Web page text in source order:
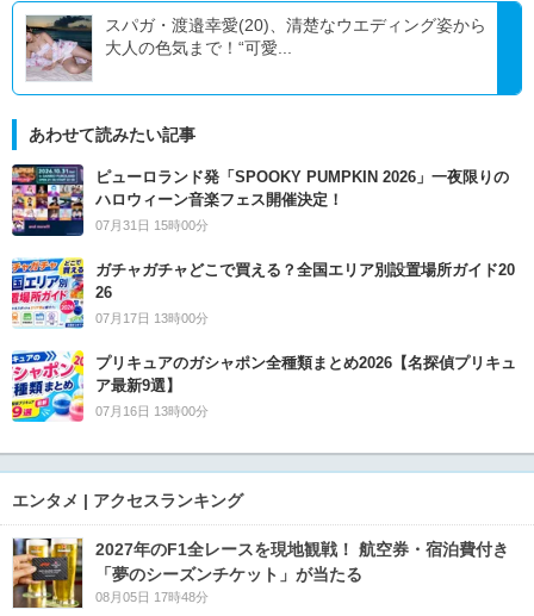
スパガ・渡邉幸愛(20)、清楚なウエディング姿から
大人の色気まで！“可愛...
あわせて読みたい記事
ピューロランド発「SPOOKY PUMPKIN 2026」一夜限りの
ハロウィーン音楽フェス開催決定！
07月31日 15時00分
ガチャガチャどこで買える？全国エリア別設置場所ガイド20
26
07月17日 13時00分
プリキュアのガシャポン全種類まとめ2026【名探偵プリキュ
ア最新9選】
07月16日 13時00分
エンタメ | アクセスランキング
2027年のF1全レースを現地観戦！ 航空券・宿泊費付き
「夢のシーズンチケット」が当たる
08月05日 17時48分